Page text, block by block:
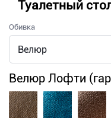
Туалетный
Обивка
Велюр Лофти